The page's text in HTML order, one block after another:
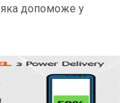
яка допоможе у